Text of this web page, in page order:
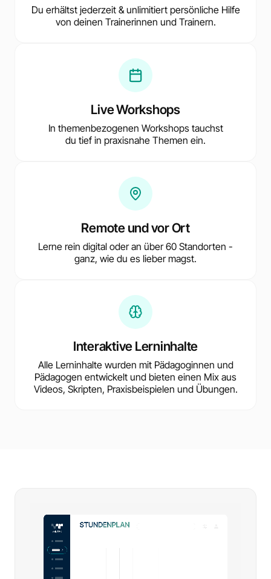
Du erhältst jederzeit & unlimitiert persönliche Hilfe
von deinen Trainerinnen und Trainern.
Live Workshops
In themenbezogenen Workshops tauchst
du tief in praxisnahe Themen ein.
Remote und vor Ort
Lerne rein digital oder an über 60 Standorten -
ganz, wie du es lieber magst.
Interaktive Lerninhalte
Alle Lerninhalte wurden mit Pädagoginnen und
Pädagogen entwickelt und bieten einen Mix aus
Videos, Skripten, Praxisbeispielen und Übungen.